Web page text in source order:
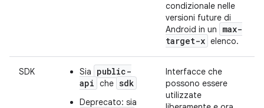
condizionale nelle
versioni future di
Android in un
max-
target-x elenco.
SDK Sia
public-
api che sdk
Deprecato: sia
Interfacce che
possono essere
utilizzate